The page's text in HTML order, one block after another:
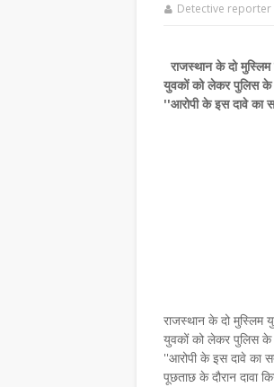
Detective reporter
राजस्थान के दो
युवकों को लेकर पुलिस के
''आरोपी के इस दावे का
राजस्थान के दो मुस्लिम
युवकों को लेकर पुलिस के
''आरोपी के इस दावे का
पूछताछ के दौरान दावा